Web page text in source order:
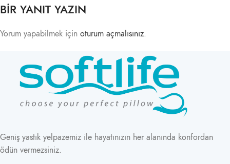
BIR YANIT YAZIN
Yorum yapabilmek için oturum açmalısınız.
Geniş yastık yelpazemiz ile hayatınızın her alanında konfordan
ödün vermezsiniz.